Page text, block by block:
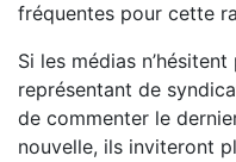
fréquentes pour cette
Si les médias
représentant de
de commenter le
nouvelle, ils inviteront